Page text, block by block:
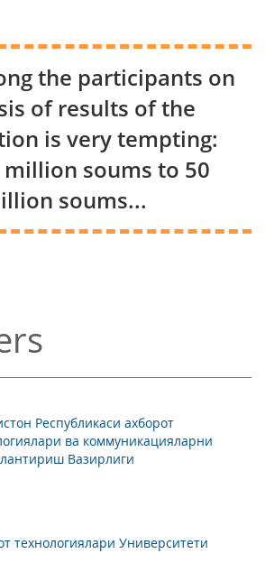
the participants on
of results of the
is very tempting:
soums to 50
soums...
Республикаси ахборот
ва коммуникацияларни
Вазирлиги
технологиялари Университети